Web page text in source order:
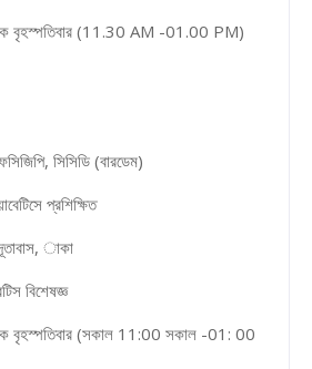
বৃহস্পতিবার (11.30 AM -01.00 PM)
সিসিডি (বারডেম)
প্রশিক্ষিত
াকা
বিশেষজ্ঞ
বৃহস্পতিবার (সকাল 11:00 সকাল -01: 00